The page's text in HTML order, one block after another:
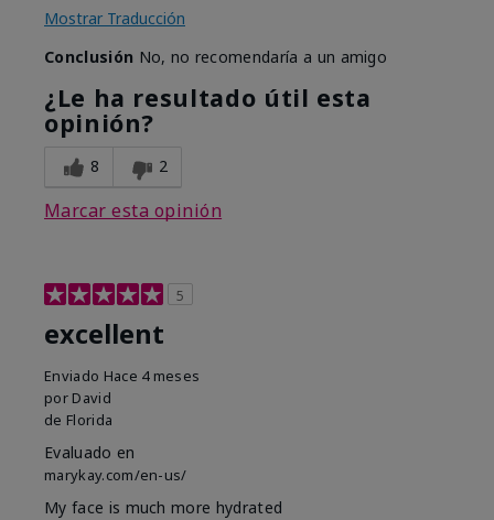
Mostrar Traducción
Conclusión No, no recomendaría a un amigo
¿Le ha resultado útil esta
opinión?
8 2
Marcar esta opinión
5
excellent
Enviado Hace 4 meses
por David
de Florida
Evaluado en
marykay.com/en-us/
My face is much more hydrated